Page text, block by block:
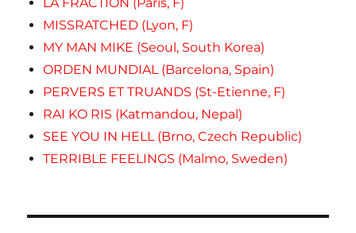
MISSRATCHED (Lyon, F)
MY MAN MIKE (Seoul, South Korea)
ORDEN MUNDIAL (Barcelona, Spain)
PERVERS ET TRUANDS (St-Etienne, F)
RAI KO RIS (Katmandou, Nepal)
SEE YOU IN HELL (Brno, Czech Republic)
TERRIBLE FEELINGS (Malmo, Sweden)